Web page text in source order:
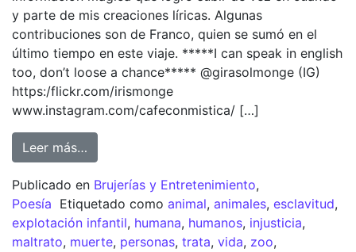
y parte de mis creaciones líricas. Algunas
contribuciones son de Franco, quien se sumó en el
último tiempo en este viaje. *****I can speak in english
too, don’t loose a chance***** @girasolmonge (IG)
https:/flickr.com/irismonge
www.instagram.com/cafeconmistica/ […]
Leer más…
Publicado en Brujerías y Entretenimiento,
Poesía Etiquetado como animal, animales, esclavitud,
explotación infantil, humana, humanos, injusticia,
maltrato, muerte, personas, trata, vida, zoo,